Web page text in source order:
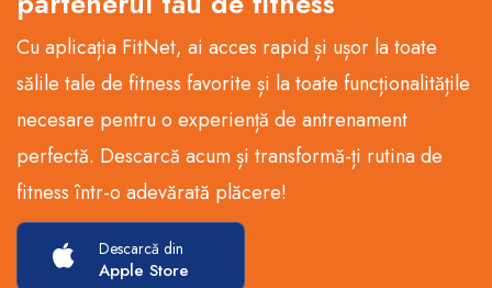
Cu aplicația FitNet, ai acces rapid și ușor la toate
sălile tale de fitness favorite și la toate funcționalitățile
necesare pentru o experiență de antrenament
perfectă. Descarcă acum și transformă-ți rutina de
fitness într-o adevărată plăcere!
Descarcă din
Apple Store